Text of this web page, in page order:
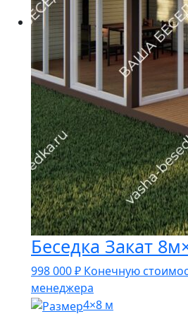
Беседка Закат
998 000₽ Конечную
менеджера
4×8 м